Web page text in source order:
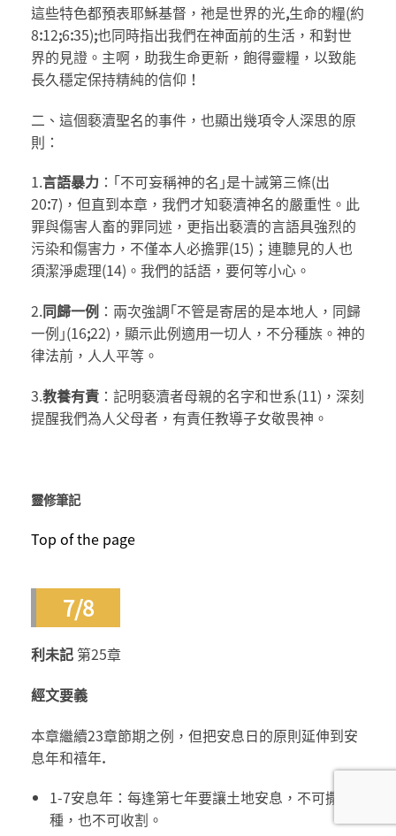
這些特色都預表耶穌基督，祂是世界的光,生命的糧(約
8:12;6:35);也同時指出我們在神面前的生活，和對世
界的見證。主啊，助我生命更新，飽得靈糧，以致能
長久穩定保持精純的信仰！
二、這個褻瀆聖名的事件，也顯出幾項令人深思的原
則：
1.言語暴力 ：｢不可妄稱神的名｣是十誡第三條(出
20:7)，但直到本章，我們才知褻瀆神名的嚴重性。此
罪與傷害人畜的罪同述，更指出褻瀆的言語具強烈的
污染和傷害力，不僅本人必擔罪(15)；連聽見的人也
須潔淨處理(14)。我們的話語，要何等小心。
2.同歸一例 ：兩次強調｢不管是寄居的是本地人，同歸
一例｣(16;22)，顯示此例適用一切人，不分種族。神的
律法前，人人平等。
3.教養有責 ：記明褻瀆者母親的名字和世系(11)，深刻
提醒我們為人父母者，有責任教導子女敬畏神。
靈修筆記
Top of the page
7/8
利未記 第25章
經文要義
本章繼續23章節期之例，但把安息日的原則延伸到安
息年和禧年.
1-7安息年：每逢第七年要讓土地安息，不可撒
種，也不可收割。